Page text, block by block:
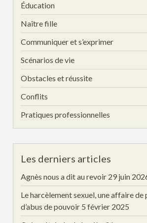
Éducation
Naître fille
Communiquer et s’exprimer
Scénarios de vie
Obstacles et réussite
Conflits
Pratiques professionnelles
Les derniers articles
Agnès nous a dit au revoir 29 juin
Le harcèlement sexuel, une affaire
d’abus de pouvoir 5 février 2025